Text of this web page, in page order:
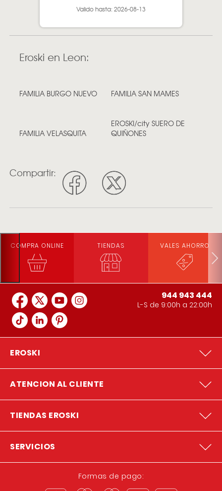
Valido hasta: 2026-08-13
Eroski en Leon:
FAMILIA BURGO NUEVO FAMILIA SAN MAMES
FAMILIA VELASQUITA
EROSKI/city SUERO DE
QUIÑONES
Compartir:
COMPRA ONLINE TIENDAS VALES AHORRO
944 943 444
L-S de 9:00h a 22:00h
EROSKI
ATENCION AL CLIENTE
TIENDAS EROSKI
SERVICIOS
Formas de pago: